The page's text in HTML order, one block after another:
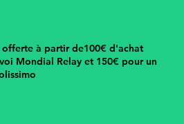
offerte à partir de100€ d'achat
Mondial Relay et 150€ pour un